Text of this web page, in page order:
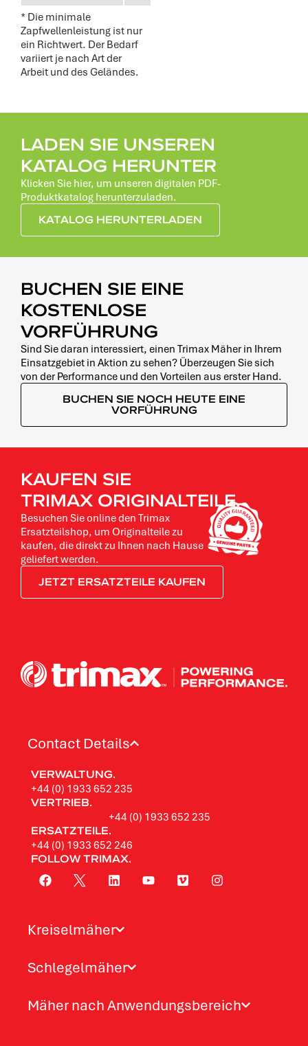
* Die minimale
Zapfwellenleistung ist nur
ein Richtwert. Der Bedarf
variiert je nach Art der
Arbeit und des Geländes.
LADEN SIE UNSEREN
KATALOG HERUNTER
Klicken Sie hier, um unseren digitalen PDF-
Produktkatalog herunterzuladen.
KATALOG HERUNTERLADEN
BUCHEN SIE EINE
KOSTENLOSE
VORFÜHRUNG
Sind Sie daran interessiert, einen Trimax Mäher in Ihrem
Einsatzgebiet in Aktion zu sehen? Überzeugen Sie sich
von der Performance und den Vorteilen aus erster Hand.
BUCHEN SIE NOCH HEUTE EINE
VORFÜHRUNG
KAUFEN SIE
TRIMAX ORIGINALTEILE.
Besuchen Sie online den Trimax
Ersatzteilshop, um Originalteile zu
kaufen, die direkt zu Ihnen nach Hause
geliefert werden.
JETZT ERSATZTEILE KAUFEN
Contact Details
VERWALTUNG.
+44 (0) 1933 652 235
VERTRIEB.
+44 (0) 1933 652 235
ERSATZTEILE.
+44 (0) 1933 652 246
FOLLOW TRIMAX.
Kreiselmäher
Schlegelmäher
Mäher nach Anwendungsbereich​